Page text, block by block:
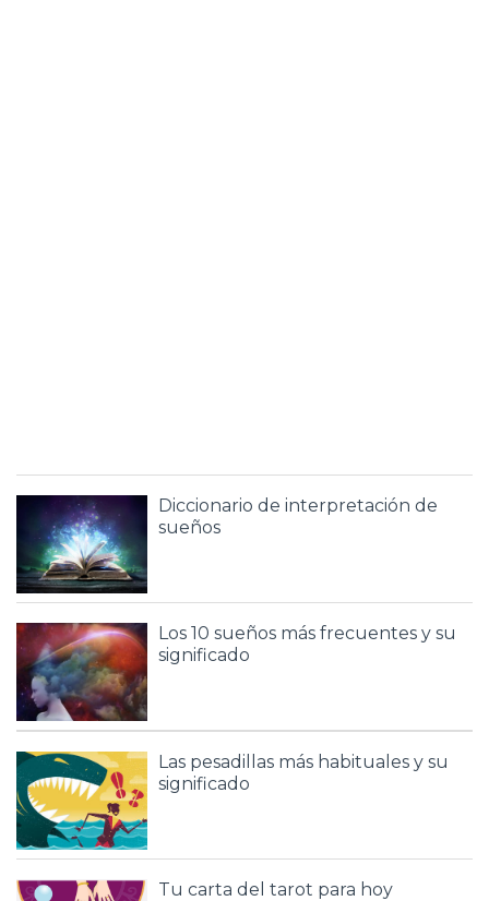
Diccionario de interpretación de
sueños
Los 10 sueños más frecuentes y su
significado
Las pesadillas más habituales y su
significado
Tu carta del tarot para hoy